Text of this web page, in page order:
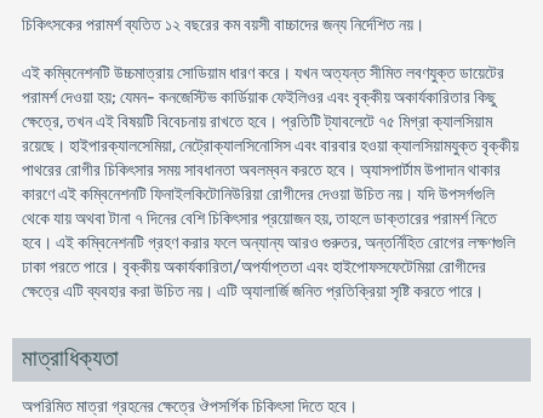
চিকিৎসকের পরামর্শ ব্যতিত ১২ বছরের কম বয়সী বাচ্চাদের জন্য নির্দেশিত নয়।
এই কম্বিনেশনটি উচ্চমাত্রায় সোডিয়াম ধারণ করে। যখন অত্যন্ত সীমিত লবণযুক্ত ডায়েটের
পরামর্শ দেওয়া হয়; যেমন- কনজেস্টিভ কার্ডিয়াক ফেইলিওর এবং বৃক্কীয় অকার্যকারিতার কিছু
ক্ষেত্রে, তখন এই বিষয়টি বিবেচনায় রাখতে হবে। প্রতিটি ট্যাবলেটে ৭৫ মিগ্রা ক্যালসিয়াম
রয়েছে। হাইপারক্যালসেমিয়া, নেট্রোক্যালসিনোসিস এবং বারবার হওয়া ক্যালসিয়ামযুক্ত বৃক্কীয়
পাথরের রোগীর চিকিৎসার সময় সাবধানতা অবলম্বন করতে হবে। অ্যাসপার্টাম উপাদান থাকার
কারণে এই কম্বিনেশনটি ফিনাইলকিটোনিউরিয়া রোগীদের দেওয়া উচিত নয়। যদি উপসর্গগুলি
থেকে যায় অথবা টানা ৭ দিনের বেশি চিকিৎসার প্রয়োজন হয়, তাহলে ডাক্তারের পরামর্শ নিতে
হবে। এই কম্বিনেশনটি গ্রহণ করার ফলে অন্যান্য আরও গুরুতর, অন্তর্নিহিত রোগের লক্ষণগুলি
ঢাকা পরতে পারে। বৃক্কীয় অকার্যকারিতা/অপর্যাপ্ততা এবং হাইপোফসফেটেমিয়া রোগীদের
ক্ষেত্রে এটি ব্যবহার করা উচিত নয়। এটি অ্যালার্জি জনিত প্রতিক্রিয়া সৃষ্টি করতে পারে।
মাত্রাধিক্যতা
অপরিমিত মাত্রা গ্রহনের ক্ষেত্রে ঔপসর্গিক চিকিৎসা দিতে হবে।